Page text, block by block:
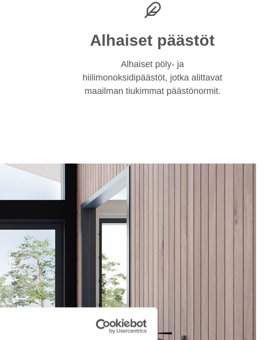
Alhaiset päästöt
Alhaiset pöly- ja
hiilimonoksidipäästöt, jotka alittavat
maailman tiukimmat päästönormit.